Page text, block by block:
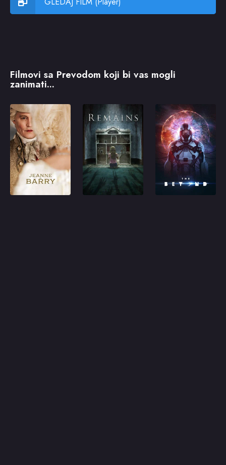
Filmovi sa Prevodom koji bi vas mogli
zanimati...